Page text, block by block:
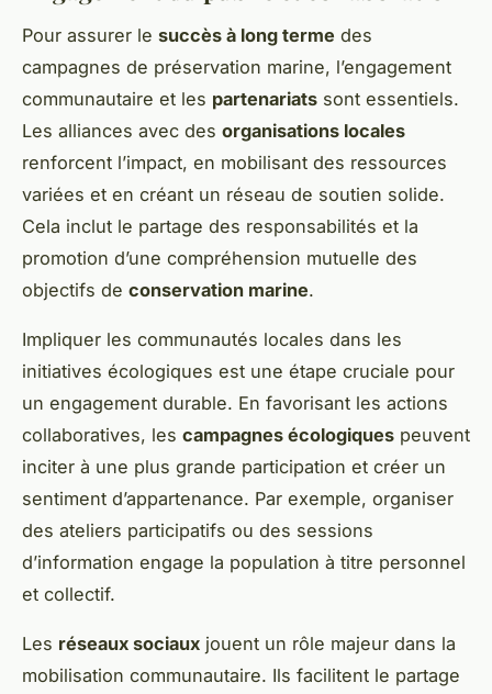
Pour assurer le succès à long terme des
campagnes de préservation marine, l’engagement
communautaire et les partenariats sont essentiels.
Les alliances avec des organisations locales
renforcent l’impact, en mobilisant des ressources
variées et en créant un réseau de soutien solide.
Cela inclut le partage des responsabilités et la
promotion d’une compréhension mutuelle des
objectifs de conservation marine.
Impliquer les communautés locales dans les
initiatives écologiques est une étape cruciale pour
un engagement durable. En favorisant les actions
collaboratives, les campagnes écologiques peuvent
inciter à une plus grande participation et créer un
sentiment d’appartenance. Par exemple, organiser
des ateliers participatifs ou des sessions
d’information engage la population à titre personnel
et collectif.
Les réseaux sociaux jouent un rôle majeur dans la
mobilisation communautaire. Ils facilitent le partage